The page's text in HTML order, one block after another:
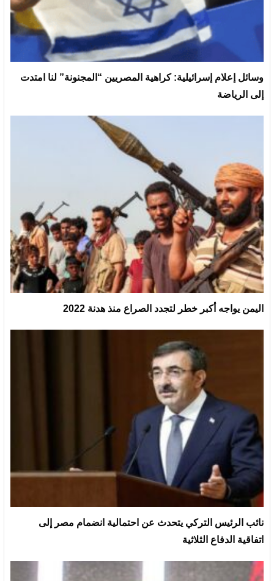
وسائل إعلام إسرائيلية: كراهية المصريين “المجنونة” لنا امتدت
إلى الرياضة
اليمن يواجه أكبر خطر لتجدد الصراع منذ هدنة 2022
نائب الرئيس التركي يتحدث عن احتمالية انضمام مصر إلى
اتفاقية الدفاع الثلاثية